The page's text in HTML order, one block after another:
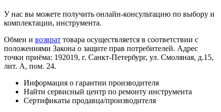
У нас вы можете получить онлайн-консультацию по выбору и
комплектации, инструмента.
Обмен и возврат товара осуществляется в соответствии с
положениями Закона о защите прав потребителей. Адрес
точки приёма: 192019, г. Санкт-Петербург, ул. Смоляная, д.15,
лит. А, пом. 24.
Информация о гарантии производителя
Найти сервисный центр по ремонту инструмента
Сертификаты продавца/производителя